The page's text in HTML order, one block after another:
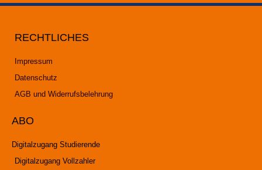
RECHTLICHES
Impressum
Datenschutz
AGB und Widerrufsbelehrung
ABO
Digitalzugang Studierende
Digitalzugang Vollzahler